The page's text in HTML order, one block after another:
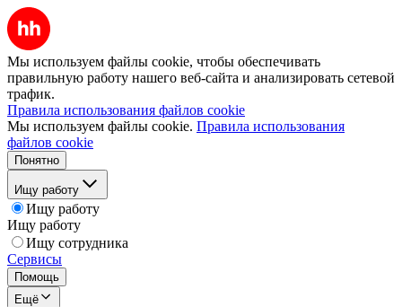
Мы используем файлы cookie, чтобы обеспечивать
правильную работу нашего веб-сайта и анализировать сетевой
трафик.
Правила использования файлов cookie
Мы используем файлы cookie. Правила использования
файлов cookie
Понятно
Ищу работу
Ищу работу
Ищу работу
Ищу сотрудника
Сервисы
Помощь
Ещё